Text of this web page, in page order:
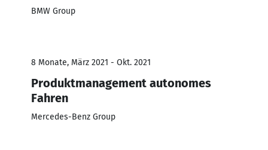
BMW Group
8 Monate, März 2021 - Okt. 2021
Produktmanagement autonomes
Fahren
Mercedes-Benz Group